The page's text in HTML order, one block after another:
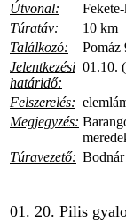
Útvonal:
Túratáv:
10 km
Találkozó:
Pomáz
Jelentkezési
határidő:
01.10.
Felszerelés:
Megjegyzés:
Túravezető:
01. 20. Pilis